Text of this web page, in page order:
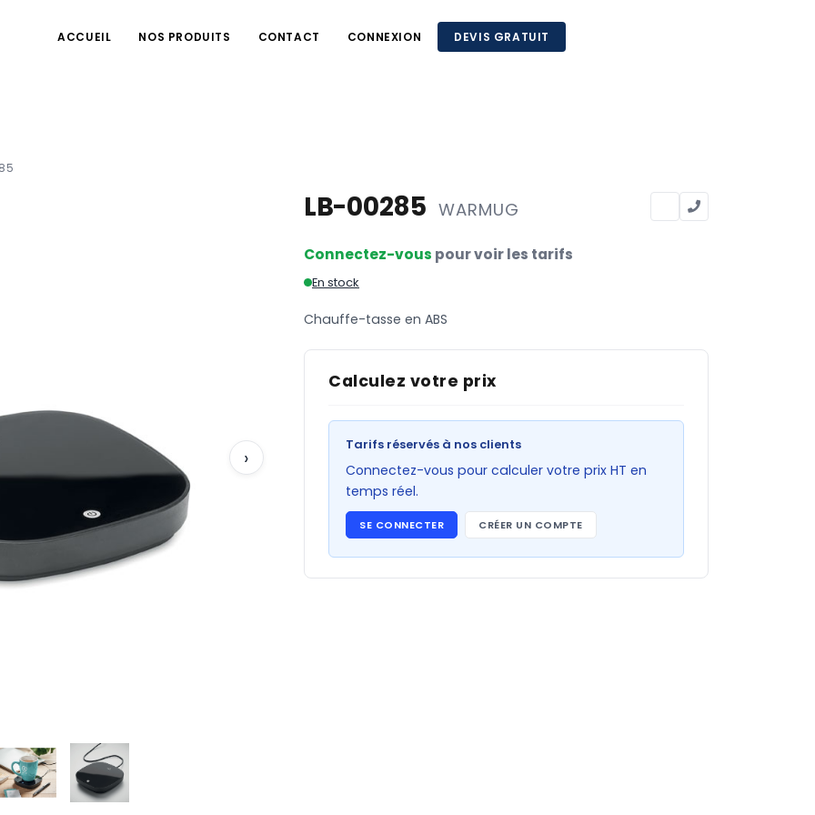
ACCUEIL NOS PRODUITS CONTACT CONNEXION DEVIS GRATUIT
›
LB-00285 WARMUG
Connectez-vous pour voir les tarifs
En stock
Chauffe-tasse en ABS
Calculez votre prix
Tarifs réservés à nos clients
Connectez-vous pour calculer votre prix HT en
temps réel.
SE CONNECTER CRÉER UN COMPTE